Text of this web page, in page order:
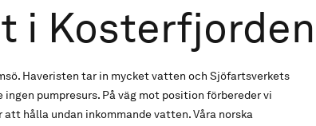
i Kosterfjorden
Haveristen tar in mycket vatten och Sjöfartsverkets
pumpresurs. På väg mot position förbereder vi
hålla undan inkommande vatten. Våra norska